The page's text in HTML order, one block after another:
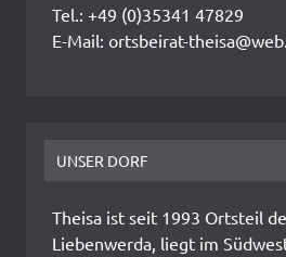
Tel.: +49 (0)35341 47829
E-Mail: ortsbeirat-
UNSER DORF
Theisa ist seit 1993 Ortsteil
Liebenwerda, liegt im